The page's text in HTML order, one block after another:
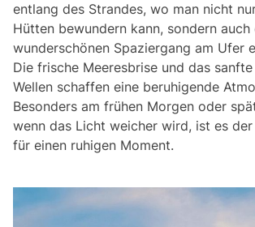
entlang des Strandes, wo man nicht
Hütten bewundern kann, sondern auch
wunderschönen Spaziergang am Ufer
Die frische Meeresbrise und das
Wellen schaffen eine beruhigende
Besonders am frühen Morgen oder
wenn das Licht weicher wird, ist es
für einen ruhigen Moment.